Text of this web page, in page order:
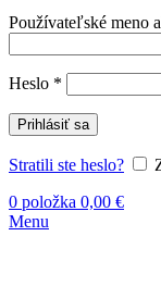
Používateľské meno
Heslo *
Prihlásiť sa
Stratili ste heslo?
0 položka 0,00 €
Menu